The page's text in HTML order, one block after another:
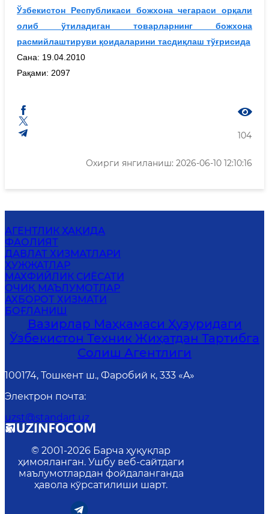
Ўзбекистон Республикаси божхона чегараси орқали
олиб ўтиладиган товарларнинг божхона
расмийлаштируви қоидаларини тасдиқлаш тўғрисида
Сана: 19.04.2010
Рақами: 2097
104
Охирги янгиланиш: 2026-06-10 12:10:16
АГЕНТЛИК ҲАҚИДА
ФАОЛИЯТ
ДАВЛАТ ХИЗМАТЛАРИ
ҲУЖЖАТЛАР
MАХФИЙЛИК СИЁСАТИ
ОЧИҚ МАЪЛУМОТЛАР
АХБОРОТ ХИЗМАТИ
БОҒЛАНИШ
Вазирлар Маҳкамаси Ҳузуридаги
Ўзбекистон Техник Жиҳатдан Тартибга
Солиш Агентлиги
100174, Тошкент ш., Фаробий к, 333 «A»
Электрон почта:
uzst@standart.uz
© 2001-2026 Барча ҳуқуқлар
ҳимояланган. Ушбу веб-сайтдаги
маълумотлардан фойдаланганда
ҳавола кўрсатилиши шарт.